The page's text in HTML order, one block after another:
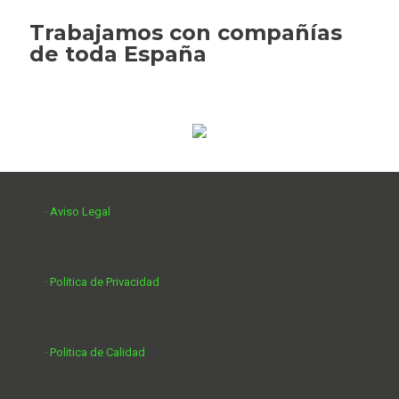
Trabajamos con compañías
de toda España
· Aviso Legal
· Politica de Privacidad
· Politica de Calidad